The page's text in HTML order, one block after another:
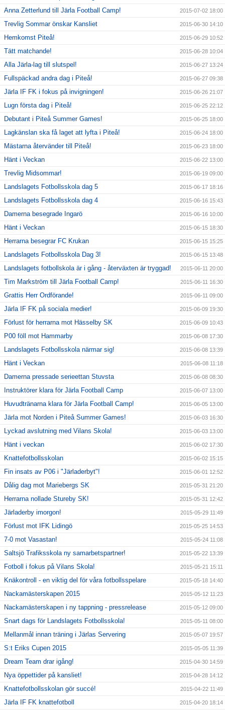
Anna Zetterlund till Järla Football Camp!
2015-07-02 18:00
Trevlig Sommar önskar Kansliet 2015-06-30 14:10
Hemkomst Piteå! 2015-06-29 10:52
Tätt matchande! 2015-06-28 10:04
Alla Järla-lag till slutspel! 2015-06-27 13:24
Fullspäckad andra dag i Piteå! 2015-06-27 09:38
Järla IF FK i fokus på invigningen! 2015-06-26 21:07
Lugn första dag i Piteå! 2015-06-25 22:12
Debutant i Piteå Summer Games! 2015-06-25 18:00
Lagkänslan ska få laget att lyfta i Piteå! 2015-06-24 18:00
Mästarna återvänder till Piteå! 2015-06-23 18:00
Hänt i Veckan 2015-06-22 13:00
Trevlig Midsommar! 2015-06-19 09:00
Landslagets Fotbollsskola dag 5 2015-06-17 18:16
Landslagets Fotbollsskola dag 4 2015-06-16 15:43
Damerna besegrade Ingarö 2015-06-16 10:00
Hänt i Veckan 2015-06-15 18:30
Herrarna besegrar FC Krukan 2015-06-15 15:25
Landslagets Fotbollsskola Dag 3! 2015-06-15 13:48
Landslagets fotbollskola är i gång - återväxten är tryggad! 2015-06-11 20:00
Tim Markström till Järla Football Camp! 2015-06-11 16:30
Grattis Herr Ordförande! 2015-06-11 09:00
Järla IF FK på sociala medier! 2015-06-09 19:30
Förlust för herrarna mot Hässelby SK 2015-06-09 10:43
P00 föll mot Hammarby 2015-06-08 17:30
Landslagets Fotbollsskola närmar sig! 2015-06-08 13:39
Hänt i Veckan 2015-06-08 11:18
Damerna pressade serieettan Stuvsta 2015-06-08 08:30
Instruktörer klara för Järla Football Camp 2015-06-07 13:00
Huvudtränarna klara för Järla Football Camp! 2015-06-05 13:00
Järla mot Norden i Piteå Summer Games! 2015-06-03 16:30
Lyckad avslutning med Vilans Skola! 2015-06-03 13:00
Hänt i veckan 2015-06-02 17:30
Knattefotbollsskolan 2015-06-02 15:15
Fin insats av P06 i "Järladerbyt"! 2015-06-01 12:52
Dålig dag mot Mariebergs SK 2015-05-31 21:20
Herrarna nollade Stureby SK! 2015-05-31 12:42
Järladerby imorgon! 2015-05-29 11:49
Förlust mot IFK Lidingö 2015-05-25 14:53
7-0 mot Vasastan! 2015-05-24 11:08
Saltsjö Trafiksskola ny samarbetspartner! 2015-05-22 13:39
Fotboll i fokus på Vilans Skola! 2015-05-21 15:11
Knäkontroll - en viktig del för våra fotbollsspelare 2015-05-18 14:40
Nackamästerskapen 2015 2015-05-12 11:23
Nackamästerskapen i ny tappning - pressrelease 2015-05-12 09:00
Snart dags för Landslagets Fotbollsskola! 2015-05-11 08:00
Mellanmål innan träning i Järlas Servering 2015-05-07 19:57
S:t Eriks Cupen 2015 2015-05-05 11:39
Dream Team drar igång! 2015-04-30 14:59
Nya öppettider på kansliet! 2015-04-28 14:12
Knattefotbollsskolan gör succé! 2015-04-22 11:49
Järla IF FK knattefotboll 2015-04-20 18:14